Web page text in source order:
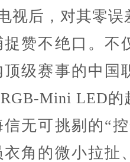
视后，对其零误
赞不绝口。不
级赛事的中国
Mini LED的
无可挑剔的“
角的微小拉扯